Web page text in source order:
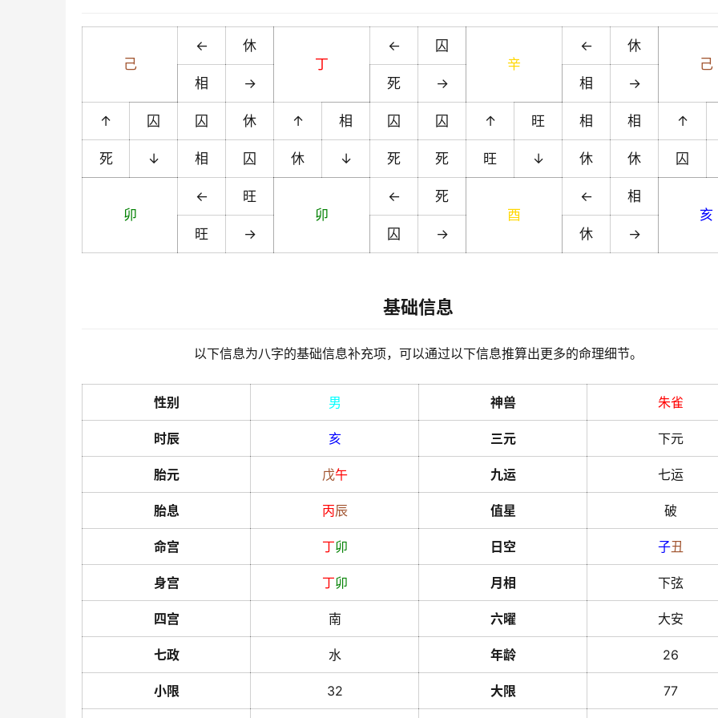
己
←
休
丁
←
囚
辛
←
休
己
相
→ 死 → 相 →
↑ 囚 囚 休 ↑ 相 囚 囚 ↑ 旺 相 相 ↑
死 ↓ 相 囚 休 ↓ 死 死 旺 ↓ 休 休 囚
卯
←
旺
卯
←
死
酉
←
相
亥
旺
→ 囚 → 休 →
基础信息
以下信息为八字的基础信息补充项，可以通过以下信息推算出更多的命理细节。
性别 男 神兽 朱雀
时辰 亥 三元 下元
胎元 戊午 九运 七运
胎息 丙辰 值星 破
命宫 丁卯 日空 子丑
身宫 丁卯 月相 下弦
四宫 南 六曜 大安
七政 水 年龄 26
小限 32 大限 77